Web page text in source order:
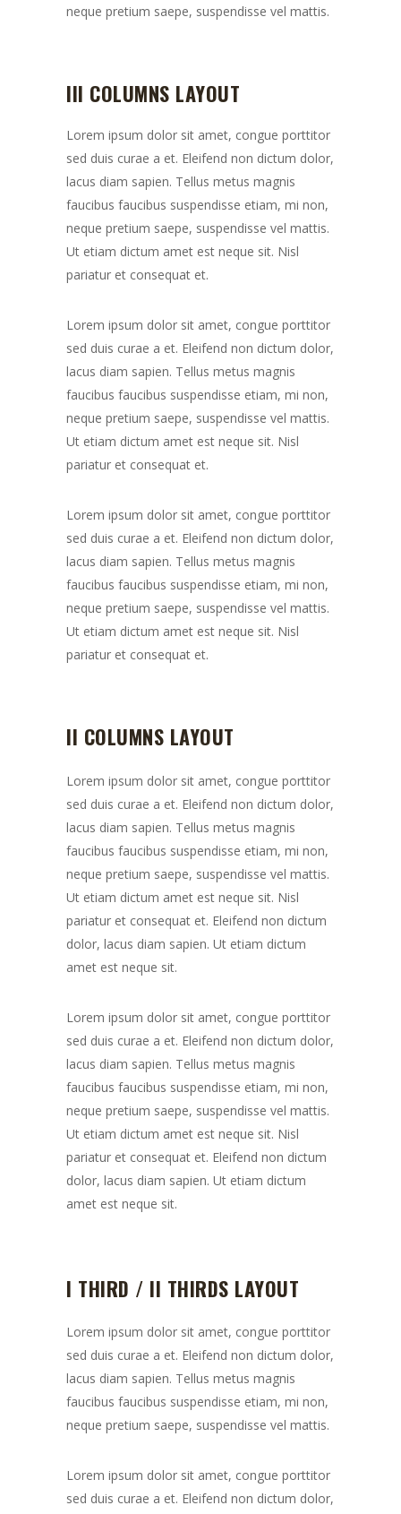
neque pretium saepe, suspendisse vel mattis.
III COLUMNS LAYOUT
Lorem ipsum dolor sit amet, congue porttitor
sed duis curae a et. Eleifend non dictum dolor,
lacus diam sapien. Tellus metus magnis
faucibus faucibus suspendisse etiam, mi non,
neque pretium saepe, suspendisse vel mattis.
Ut etiam dictum amet est neque sit. Nisl
pariatur et consequat et.
Lorem ipsum dolor sit amet, congue porttitor
sed duis curae a et. Eleifend non dictum dolor,
lacus diam sapien. Tellus metus magnis
faucibus faucibus suspendisse etiam, mi non,
neque pretium saepe, suspendisse vel mattis.
Ut etiam dictum amet est neque sit. Nisl
pariatur et consequat et.
Lorem ipsum dolor sit amet, congue porttitor
sed duis curae a et. Eleifend non dictum dolor,
lacus diam sapien. Tellus metus magnis
faucibus faucibus suspendisse etiam, mi non,
neque pretium saepe, suspendisse vel mattis.
Ut etiam dictum amet est neque sit. Nisl
pariatur et consequat et.
II COLUMNS LAYOUT
Lorem ipsum dolor sit amet, congue porttitor
sed duis curae a et. Eleifend non dictum dolor,
lacus diam sapien. Tellus metus magnis
faucibus faucibus suspendisse etiam, mi non,
neque pretium saepe, suspendisse vel mattis.
Ut etiam dictum amet est neque sit. Nisl
pariatur et consequat et. Eleifend non dictum
dolor, lacus diam sapien. Ut etiam dictum
amet est neque sit.
Lorem ipsum dolor sit amet, congue porttitor
sed duis curae a et. Eleifend non dictum dolor,
lacus diam sapien. Tellus metus magnis
faucibus faucibus suspendisse etiam, mi non,
neque pretium saepe, suspendisse vel mattis.
Ut etiam dictum amet est neque sit. Nisl
pariatur et consequat et. Eleifend non dictum
dolor, lacus diam sapien. Ut etiam dictum
amet est neque sit.
I THIRD / II THIRDS LAYOUT
Lorem ipsum dolor sit amet, congue porttitor
sed duis curae a et. Eleifend non dictum dolor,
lacus diam sapien. Tellus metus magnis
faucibus faucibus suspendisse etiam, mi non,
neque pretium saepe, suspendisse vel mattis.
Lorem ipsum dolor sit amet, congue porttitor
sed duis curae a et. Eleifend non dictum dolor,